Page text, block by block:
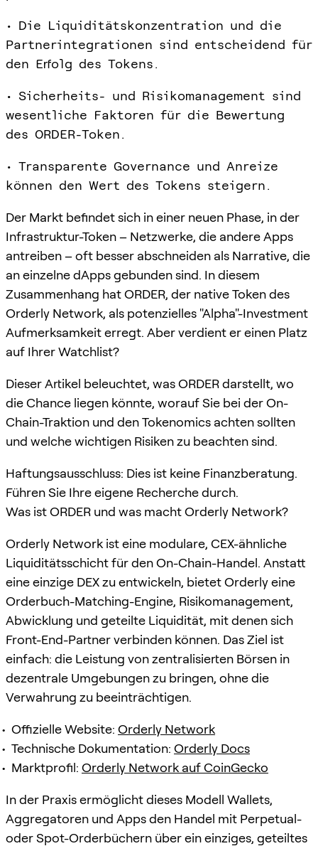
• Die Liquiditätskonzentration und die
Partnerintegrationen sind entscheidend für
den Erfolg des Tokens.
• Sicherheits- und Risikomanagement sind
wesentliche Faktoren für die Bewertung
des ORDER-Token.
• Transparente Governance und Anreize
können den Wert des Tokens steigern.
Der Markt befindet sich in einer neuen Phase, in der
Infrastruktur-Token – Netzwerke, die andere Apps
antreiben – oft besser abschneiden als Narrative, die
an einzelne dApps gebunden sind. In diesem
Zusammenhang hat ORDER, der native Token des
Orderly Network, als potenzielles "Alpha"-Investment
Aufmerksamkeit erregt. Aber verdient er einen Platz
auf Ihrer Watchlist?
Dieser Artikel beleuchtet, was ORDER darstellt, wo
die Chance liegen könnte, worauf Sie bei der On-
Chain-Traktion und den Tokenomics achten sollten
und welche wichtigen Risiken zu beachten sind.
Haftungsausschluss: Dies ist keine Finanzberatung.
Führen Sie Ihre eigene Recherche durch.
Was ist ORDER und was macht Orderly Network?
Orderly Network ist eine modulare, CEX-ähnliche
Liquiditätsschicht für den On-Chain-Handel. Anstatt
eine einzige DEX zu entwickeln, bietet Orderly eine
Orderbuch-Matching-Engine, Risikomanagement,
Abwicklung und geteilte Liquidität, mit denen sich
Front-End-Partner verbinden können. Das Ziel ist
einfach: die Leistung von zentralisierten Börsen in
dezentrale Umgebungen zu bringen, ohne die
Verwahrung zu beeinträchtigen.
Offizielle Website: Orderly Network
Technische Dokumentation: Orderly Docs
Marktprofil: Orderly Network auf CoinGecko
In der Praxis ermöglicht dieses Modell Wallets,
Aggregatoren und Apps den Handel mit Perpetual-
oder Spot-Orderbüchern über ein einziges, geteiltes